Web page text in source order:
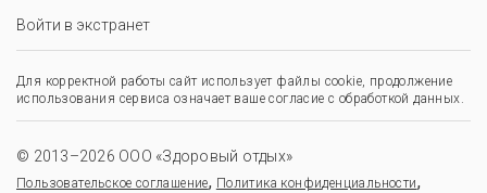
Войти в экстранет
Для корректной работы сайт использует файлы cookie, продолжение
использования сервиса означает ваше согласие с обработкой данных.
© 2013–2026 ООО «Здоровый отдых»
Пользовательское соглашение, Политика конфиденциальности,